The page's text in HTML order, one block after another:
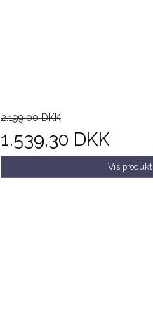
2.199,00 DKK
1.539,30 DKK
Vis produkt